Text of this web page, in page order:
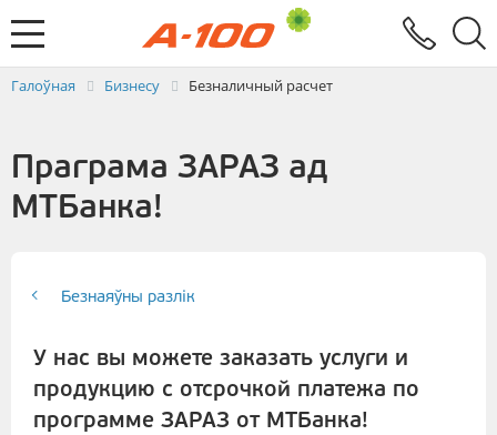
Зваротная сувязь
Паслугi
Заяўка на выстаўленне ЭРФ
Галоўная Бизнесу Безналичный расчет
Праграма ЗАРАЗ ад
МТБанка!
Безнаяўны разлік
У нас вы можете заказать услуги и
продукцию с отсрочкой платежа по
программе ЗАРАЗ от МТБанка!